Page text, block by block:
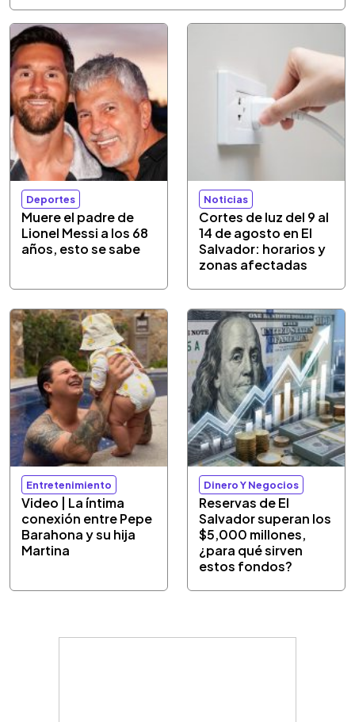
Deportes
Muere el padre de
Lionel Messi a los 68
años, esto se sabe
Noticias
Cortes de luz del 9 al
14 de agosto en El
Salvador: horarios y
zonas afectadas
Entretenimiento
Video | La íntima
conexión entre Pepe
Barahona y su hija
Martina
Dinero Y Negocios
Reservas de El
Salvador superan los
$5,000 millones,
¿para qué sirven
estos fondos?